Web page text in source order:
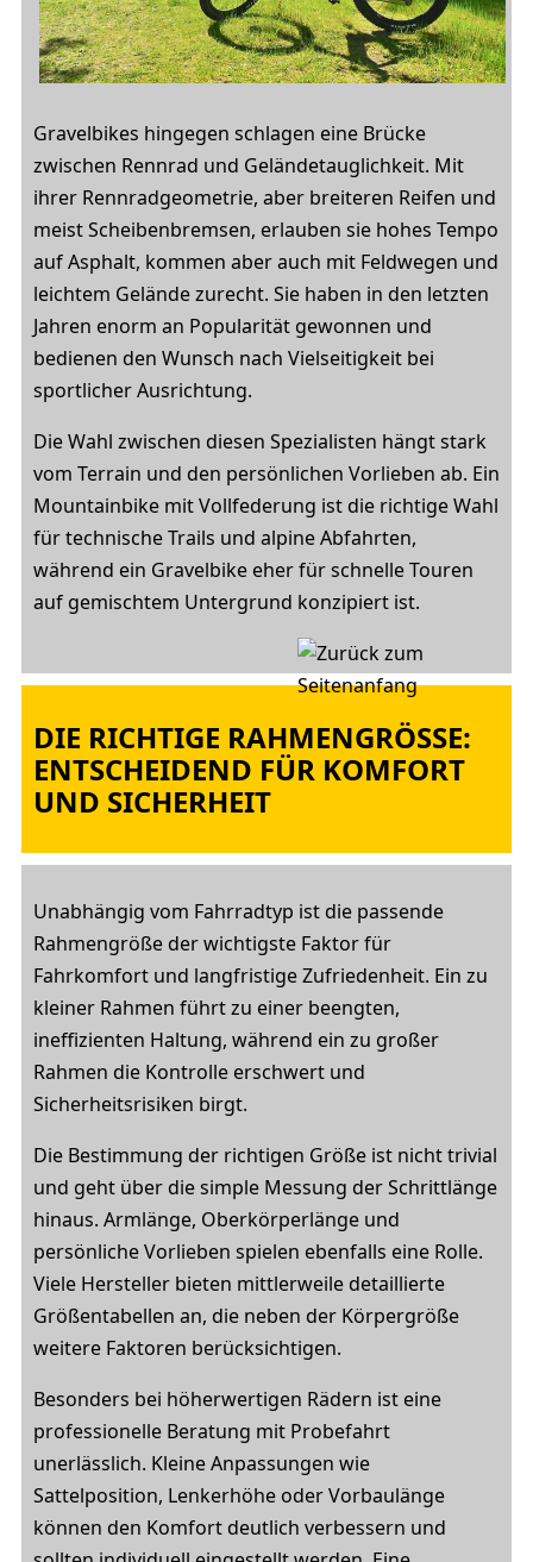
Gravelbikes hingegen schlagen eine Brücke
zwischen Rennrad und Geländetauglichkeit. Mit
ihrer Rennradgeometrie, aber breiteren Reifen und
meist Scheibenbremsen, erlauben sie hohes Tempo
auf Asphalt, kommen aber auch mit Feldwegen und
leichtem Gelände zurecht. Sie haben in den letzten
Jahren enorm an Popularität gewonnen und
bedienen den Wunsch nach Vielseitigkeit bei
sportlicher Ausrichtung.
Die Wahl zwischen diesen Spezialisten hängt stark
vom Terrain und den persönlichen Vorlieben ab. Ein
Mountainbike mit Vollfederung ist die richtige Wahl
für technische Trails und alpine Abfahrten,
während ein Gravelbike eher für schnelle Touren
auf gemischtem Untergrund konzipiert ist.
DIE RICHTIGE RAHMENGRÖSSE: E
NTSCHEIDEND FÜR KOMFORT U
ND SICHERHEIT
Unabhängig vom Fahrradtyp ist die passende
Rahmengröße der wichtigste Faktor für
Fahrkomfort und langfristige Zufriedenheit. Ein zu
kleiner Rahmen führt zu einer beengten,
ineffizienten Haltung, während ein zu großer
Rahmen die Kontrolle erschwert und
Sicherheitsrisiken birgt.
Die Bestimmung der richtigen Größe ist nicht trivial
und geht über die simple Messung der Schrittlänge
hinaus. Armlänge, Oberkörperlänge und
persönliche Vorlieben spielen ebenfalls eine Rolle.
Viele Hersteller bieten mittlerweile detaillierte
Größentabellen an, die neben der Körpergröße
weitere Faktoren berücksichtigen.
Besonders bei höherwertigen Rädern ist eine
professionelle Beratung mit Probefahrt
unerlässlich. Kleine Anpassungen wie
Sattelposition, Lenkerhöhe oder Vorbaulänge
können den Komfort deutlich verbessern und